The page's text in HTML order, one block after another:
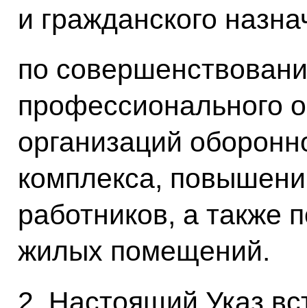
и гражданского
по
профессионального
организаций
комплекса,
работников, а также
жилых помещений.